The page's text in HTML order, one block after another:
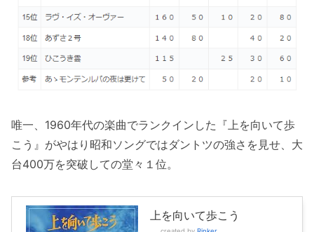
唯一、1960年代の楽曲でランクインした『上を向いて歩
こう』がやはり昭和ソングではダントツの強さを見せ、大
台400万を突破しての堂々１位。
上を向いて歩こう